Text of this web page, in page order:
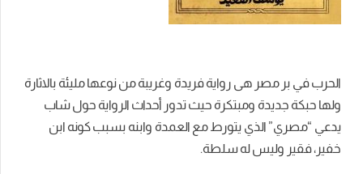
الحرب في بر مصر هى روايةفريدة وغريبةمننوعهامليئة بالاثارة
ولها حبكة جديدة ومبتكرة حيثتدور أحداث الرواية حولشاب
يدعي “مصري” الذي يتورطمع العمدة وابنه بسببكونه ابن
خفير،فقير وليسلهسلطة.